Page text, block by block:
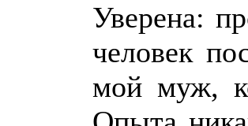
Уверена:
человек
мой муж,